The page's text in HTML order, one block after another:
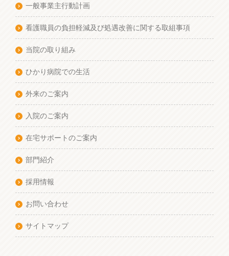
一般事業主行動計画
看護職員の負担軽減及び処遇改善に関する取組事項
当院の取り組み
ひかり病院での生活
外来のご案内
入院のご案内
在宅サポートのご案内
部門紹介
採用情報
お問い合わせ
サイトマップ